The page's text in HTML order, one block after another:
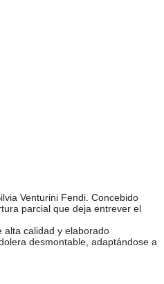
Venturini Fendi. Concebido
parcial que deja entrever el
alta calidad y elaborado
desmontable, adaptándose a